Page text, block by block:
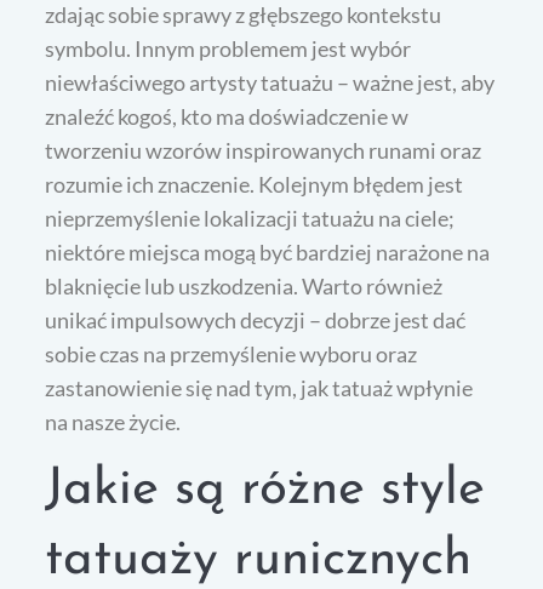
zdając sobie sprawy z głębszego kontekstu
symbolu. Innym problemem jest wybór
niewłaściwego artysty tatuażu – ważne jest, aby
znaleźć kogoś, kto ma doświadczenie w
tworzeniu wzorów inspirowanych runami oraz
rozumie ich znaczenie. Kolejnym błędem jest
nieprzemyślenie lokalizacji tatuażu na ciele;
niektóre miejsca mogą być bardziej narażone na
blaknięcie lub uszkodzenia. Warto również
unikać impulsowych decyzji – dobrze jest dać
sobie czas na przemyślenie wyboru oraz
zastanowienie się nad tym, jak tatuaż wpłynie
na nasze życie.
Jakie są różne style
tatuaży runicznych